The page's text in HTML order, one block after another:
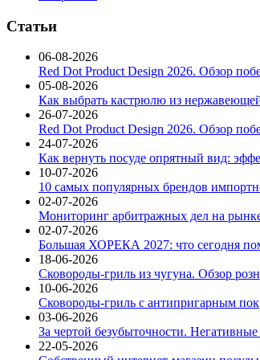
Статьи
06-08-2026
Red Dot Product Design 2026. Обзор
05-08-2026
Как выбрать кастрюлю из нержавеющей
26-07-2026
Red Dot Product Design 2026. Обзор
24-07-2026
Как вернуть посуде опрятный вид:
10-07-2026
10 самых популярных брендов
02-07-2026
Мониторинг арбитражных дел на
02-07-2026
Большая ХОРЕКА 2027: что сегодня
18-06-2026
Сковороды-гриль из чугуна. Обзор
10-06-2026
Сковороды-гриль с антипригарным
03-06-2026
За чертой безубыточности.
22-05-2026